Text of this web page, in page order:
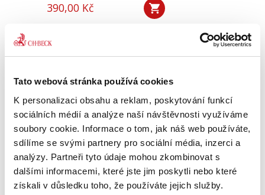
Tato webová stránka používá cookies
K personalizaci obsahu a reklam, poskytování funkcí
sociálních médií a analýze naší návštěvnosti využíváme
soubory cookie. Informace o tom, jak náš web používáte,
sdílíme se svými partnery pro sociální média, inzerci a
analýzy. Partneři tyto údaje mohou zkombinovat s
dalšími informacemi, které jste jim poskytli nebo které
získali v důsledku toho, že používáte jejich služby.
390,00 Kč
mezi pacientem a poskytovatelem zdravotní
péče v soukromoprávním pojetí, konkrétně se
oblasti poskytování zdravotní...
Právo kybernetické
bezpečnosti EU ve
světle nové právní
úpravy ČR
NOVINKA